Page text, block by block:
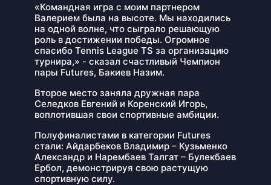
«Командная игра с моим партнером
Валерием была на высоте. Мы находились
на одной волне, что сыграло решающую
роль в достижении победы. Огромное
спасибо Tennis League TS за организацию
турнира,» - сказал счастливый Чемпион
пары Futures, Бакиев Назим.
Второе место заняла дружная пара
Селедков Евгений и Коренский Игорь,
воплотившая свои спортивные амбиции.
Полуфиналистами в категории Futures
стали: Айдарбеков Владимир – Кузьменко
Александр и Нарембаев Талгат – Булекбаев
Ербол, демонстрируя свою растущую
спортивную силу.